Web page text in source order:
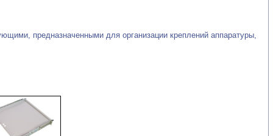
предназначенными для организации креплений аппаратуры,